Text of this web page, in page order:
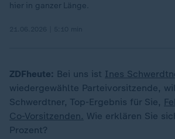
hier in ganzer Länge.
ZDFheute: Bei uns ist Ines
wiedergewählte Parteivorsitzende,
Schwerdtner, Top-Ergebnis für Sie,
Co-Vorsitzenden. Wie erklären Sie
Prozent?